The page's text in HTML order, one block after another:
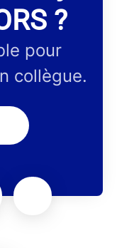
?
pour
collègue.